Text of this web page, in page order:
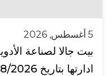
5 أغسطس, 2026
ادارتها بتاريخ 02/08/2026.